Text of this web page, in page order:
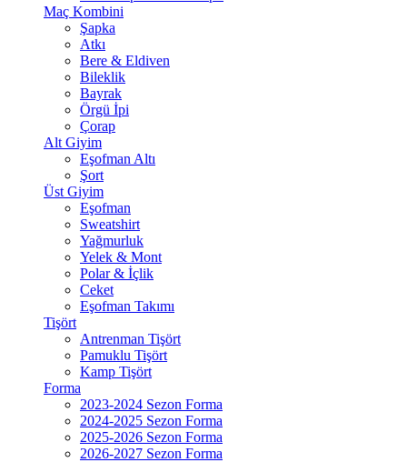
Maç Kombini
Şapka
Atkı
Bere & Eldiven
Bileklik
Bayrak
Örgü İpi
Çorap
Alt Giyim
Eşofman Altı
Şort
Üst Giyim
Eşofman
Sweatshirt
Yağmurluk
Yelek & Mont
Polar & İçlik
Ceket
Eşofman Takımı
Tişört
Antrenman Tişört
Pamuklu Tişört
Kamp Tişört
Forma
2023-2024 Sezon Forma
2024-2025 Sezon Forma
2025-2026 Sezon Forma
2026-2027 Sezon Forma